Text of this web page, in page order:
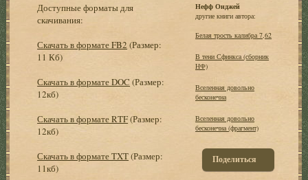
Доступные форматы для
скачивания:
Скачать в формате FB2 (Размер:
11 Кб)
Скачать в формате DOC (Размер:
12кб)
Скачать в формате RTF(Размер:
12кб)
Скачать в формате TXT(Размер:
11кб)
Нефф Онджей
другие книги автора:
Белая трость калибра 7,62
В тени Сфинкса (сборник
НФ)
Вселенная довольно
бесконечна
Вселенная довольно
бесконечна (фрагмент)
Поделиться